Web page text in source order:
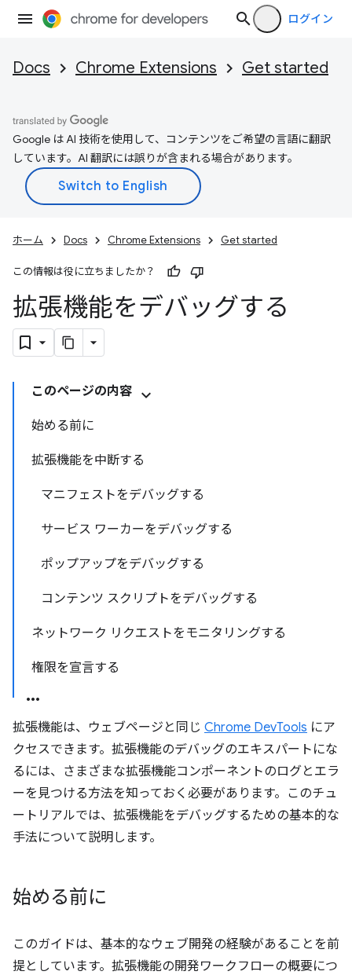
ログイン
Docs Chrome Extensions Get started
Google は AI 技術を使用して、コンテンツをご希望の言語に翻訳
しています。AI 翻訳には誤りが含まれる場合があります。
ホーム Docs Chrome Extensions Get started
この情報は役に立ちましたか？
拡張機能をデバッグする
このページの内容
始める前に
拡張機能を中断する
マニフェストをデバッグする
サービス ワーカーをデバッグする
ポップアップをデバッグする
コンテンツ スクリプトをデバッグする
ネットワーク リクエストをモニタリングする
権限を宣言する
拡張機能は、ウェブページと同じ Chrome DevTools にア
クセスできます。拡張機能のデバッグのエキスパートにな
るには、さまざまな拡張機能コンポーネントのログとエラ
ーを見つける方法を知っておく必要があります。このチュ
ートリアルでは、拡張機能をデバッグするための基本的な
手法について説明します。
始める前に
このガイドは、基本的なウェブ開発の経験があることを前
提としています。拡張機能の開発ワークフローの概要につ